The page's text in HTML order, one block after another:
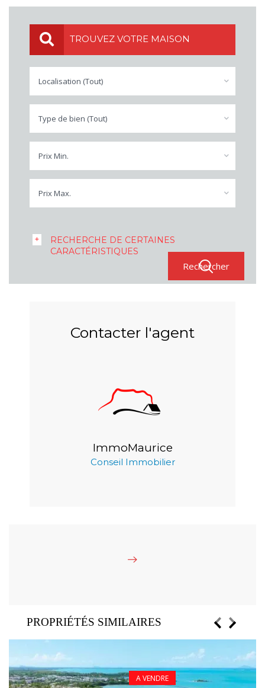
TROUVEZ VOTRE MAISON
Localisation (Tout)
Type de bien (Tout)
Prix Min.
Prix Max.
RECHERCHE DE CERTAINES
CARACTÉRISTIQUES
Contacter l'agent
ImmoMaurice
Conseil Immobilier
PROPRIÉTÉS SIMILAIRES
A VENDRE